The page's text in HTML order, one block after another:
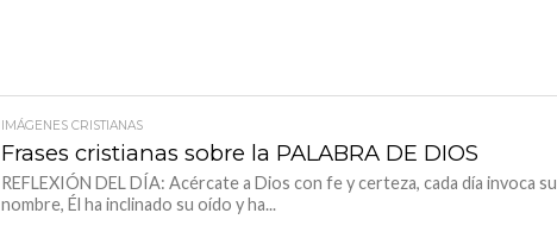
IMÁGENES CRISTIANAS
Frases cristianas sobre la PALABRA DE DIOS
REFLEXIÓN DEL DÍA: Acércate a Dios con fe y certeza, cada día invoca su
nombre, Él ha inclinado su oído y ha...